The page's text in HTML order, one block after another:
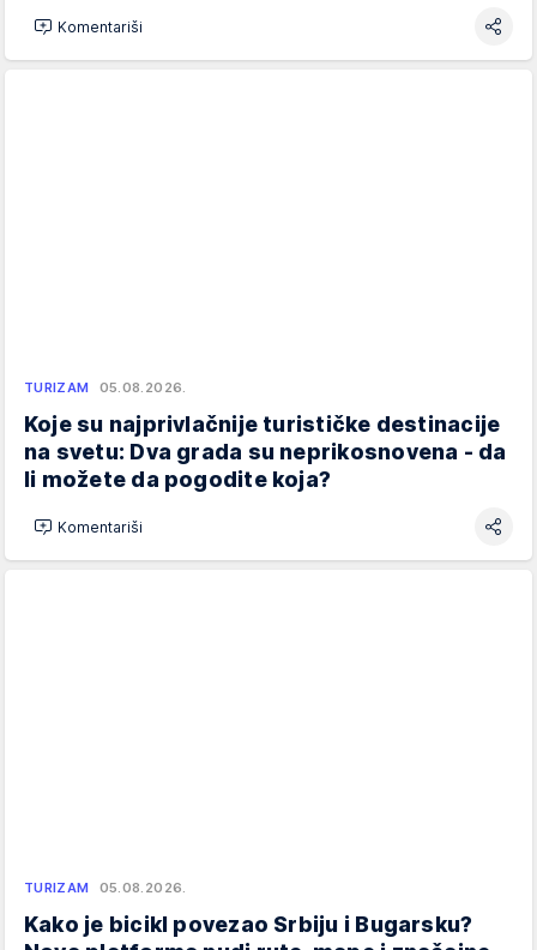
Komentariši
TURIZAM 05.08.2026.
Koje su najprivlačnije turističke destinacije
na svetu: Dva grada su neprikosnovena - da
li možete da pogodite koja?
Komentariši
TURIZAM 05.08.2026.
Kako je bicikl povezao Srbiju i Bugarsku?